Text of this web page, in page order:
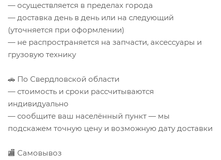
— осуществляется в пределах города
— доставка день в день или на следующий
(уточняется при оформлении)
— не распространяется на запчасти, аксессуары и
грузовую технику
🚗 По Свердловской области
— стоимость и сроки рассчитываются
индивидуально
— сообщите ваш населённый пункт — мы
подскажем точную цену и возможную дату доставки
🏬 Самовывоз